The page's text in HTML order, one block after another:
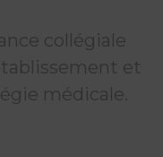
collégiale
et
médicale.